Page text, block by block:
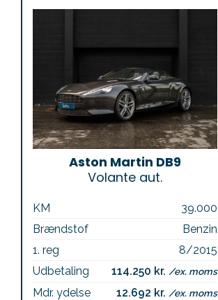
Aston Martin DB9
Volante aut.
KM
39.000
Brændstof
Benzin
1. reg
8/2015
Udbetaling
114.250 kr. /ex. moms
Mdr. ydelse 12.692 kr. /ex. moms